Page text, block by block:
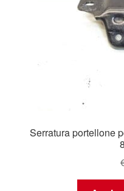
Serratura portellone